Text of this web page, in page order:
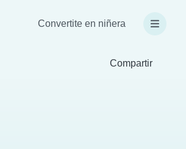
Convertite en niñera
Compartir